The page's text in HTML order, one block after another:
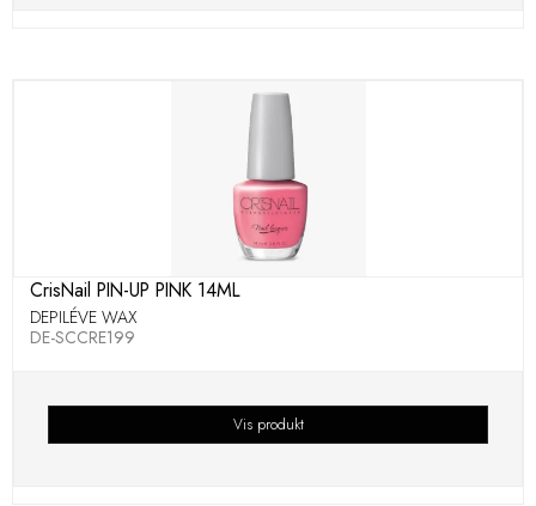
CrisNail PIN-UP PINK 14ML
DEPILÉVE WAX
DE-SCCRE199
Vis produkt